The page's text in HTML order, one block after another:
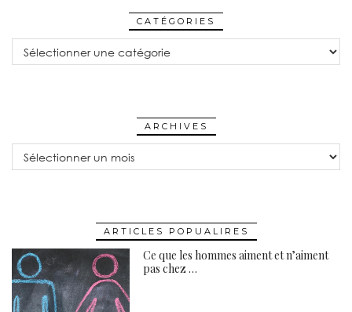
CATÉGORIES
ARCHIVES
ARTICLES POPUALIRES
Ce que les hommes aiment et n’aiment
pas chez …